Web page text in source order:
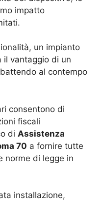
impatto
un impianto
il vantaggio di un
al contempo
consentono di
fiscali
di Assistenza
70 a fornire tutte
norme di legge in
installazione,